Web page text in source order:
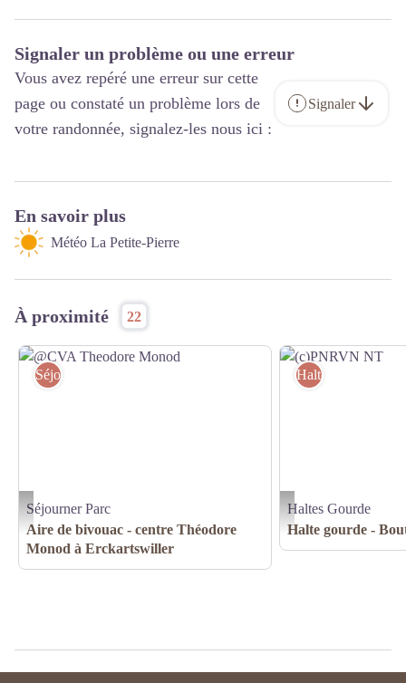
Signaler un problème ou une erreur
Vous avez repéré une erreur sur cette
page ou constaté un problème lors de
votre randonnée, signalez-les nous ici :
Signaler
En savoir plus
Météo La Petite-Pierre
À proximité 22
@CVA Theodore Monod
Séjourner Parc
Séjourner Parc
Aire de bivouac - centre Théodore
Monod à Erckartswiller
(c)PNRVN NT
Haltes Gourde
Haltes Gourde
Halte gourde -